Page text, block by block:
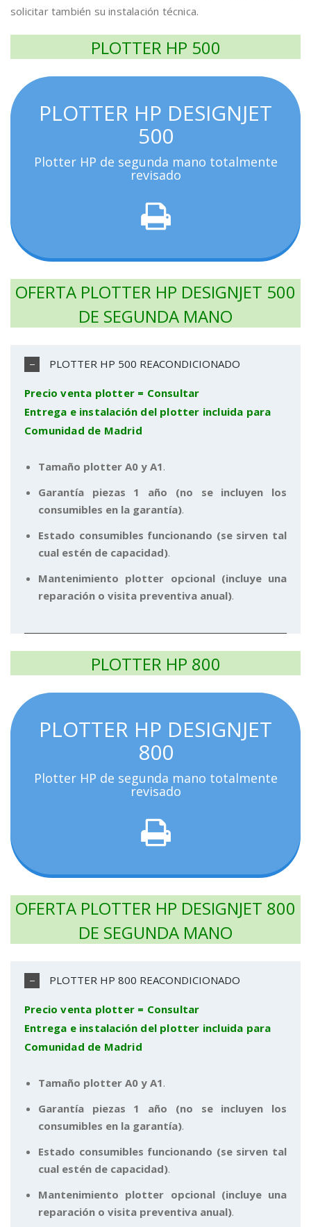
solicitar también su instalación técnica.
PLOTTER HP 500
PLOTTER HP DESIGNJET
500
Plotter HP de segunda mano totalmente
revisado
OFERTA PLOTTER HP DESIGNJET 500
DE SEGUNDA MANO
PLOTTER HP 500 REACONDICIONADO
Precio venta plotter = Consultar
Entrega e instalación del plotter incluida para
Comunidad de Madrid
Tamaño plotter A0 y A1.
Garantía piezas 1 año (no se incluyen los
consumibles en la garantía).
Estado consumibles funcionando (se sirven tal
cual estén de capacidad).
Mantenimiento plotter opcional (incluye una
reparación o visita preventiva anual).
PLOTTER HP 800
PLOTTER HP DESIGNJET
800
Plotter HP de segunda mano totalmente
revisado
OFERTA PLOTTER HP DESIGNJET 800
DE SEGUNDA MANO
PLOTTER HP 800 REACONDICIONADO
Precio venta plotter = Consultar
Entrega e instalación del plotter incluida para
Comunidad de Madrid
Tamaño plotter A0 y A1.
Garantía piezas 1 año (no se incluyen los
consumibles en la garantía).
Estado consumibles funcionando (se sirven tal
cual estén de capacidad).
Mantenimiento plotter opcional (incluye una
reparación o visita preventiva anual).